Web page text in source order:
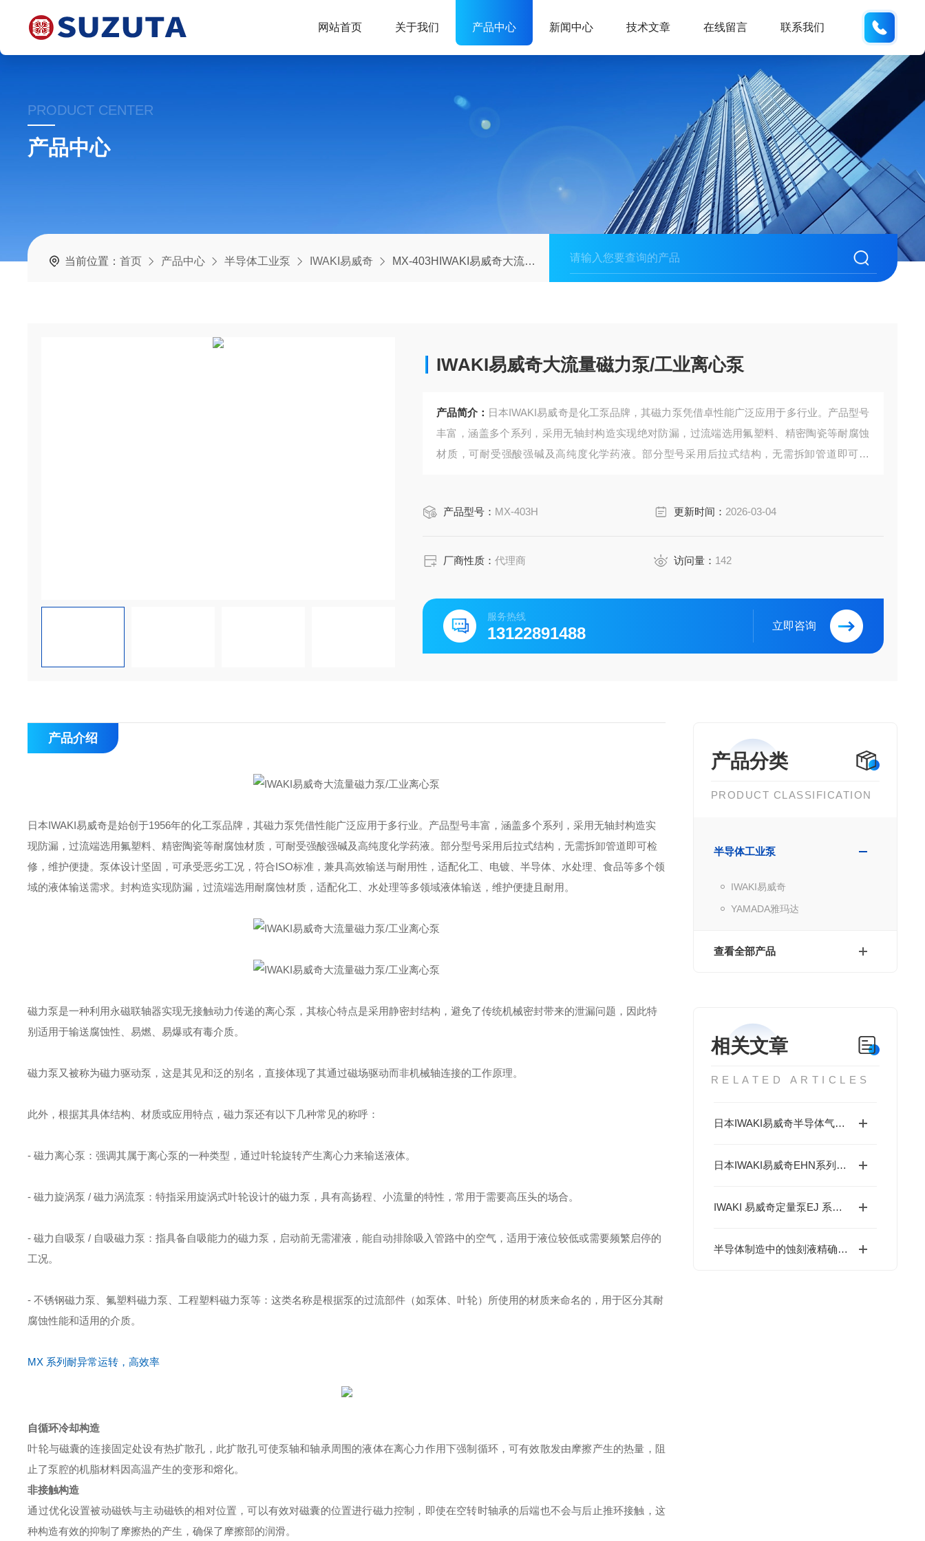
网站首页 关于我们 产品中心 新闻中心 技术文章 在线留言 联系我们
PRODUCT CENTER
产品中心
当前位置：首页 产品中心 半导体工业泵 IWAKI易威奇 MX-403HIWAKI易威奇大流量磁力泵/工业离心泵
IWAKI易威奇大流量磁力泵/工业离心泵
产品简介： 日本IWAKI易威奇是化工泵品牌，其磁力泵凭借卓性能广泛应用于多行业。产品型号
丰富，涵盖多个系列，采用无轴封构造实现绝对防漏，过流端选用氟塑料、精密陶瓷等耐腐蚀
材质，可耐受强酸强碱及高纯度化学药液。部分型号采用后拉式结构，无需拆卸管道即可检
产品型号： MX-403H 更新时间： 2026-03-04
厂商性质：代理商 访问量： 142
服务热线
13122891488 立即咨询
产品分类
PRODUCT CLASSIFICATION
半导体工业泵
IWAKI易威奇
YAMADA雅玛达
查看全部产品
相关文章
RELATED ARTICLES
日本IWAKI易威奇半导体气动泵、风囊泵适用行业以及产品介绍
日本IWAKI易威奇EHN系列泵可满足水处理领域各类化学药液的加药需求
IWAKI 易威奇定量泵EJ 系列，通用经济型，适合加药场景
半导体制造中的蚀刻液精确投加定量泵高精度计量泵
产品介绍
日本IWAKI易威奇是始创于1956年的化工泵品牌，其磁力泵凭借性能广泛应用于多行业。产品型号丰富，涵盖多个系列，采用无轴封构造实
现防漏，过流端选用氟塑料、精密陶瓷等耐腐蚀材质，可耐受强酸强碱及高纯度化学药液。部分型号采用后拉式结构，无需拆卸管道即可检
修，维护便捷。泵体设计坚固，可承受恶劣工况，符合ISO标准，兼具高效输送与耐用性，适配化工、电镀、半导体、水处理、食品等多个领
域的液体输送需求。封构造实现防漏，过流端选用耐腐蚀材质，适配化工、水处理等多领域液体输送，维护便捷且耐用。
磁力泵是一种利用永磁联轴器实现无接触动力传递的离心泵，其核心特点是采用静密封结构，避免了传统机械密封带来的泄漏问题，因此特
别适用于输送腐蚀性、易燃、易爆或有毒介质。
磁力泵又被称为磁力驱动泵，这是其见和泛的别名，直接体现了其通过磁场驱动而非机械轴连接的工作原理。
此外，根据其具体结构、材质或应用特点，磁力泵还有以下几种常见的称呼：
- 磁力离心泵：强调其属于离心泵的一种类型，通过叶轮旋转产生离心力来输送液体。
- 磁力旋涡泵 / 磁力涡流泵：特指采用旋涡式叶轮设计的磁力泵，具有高扬程、小流量的特性，常用于需要高压头的场合。
- 磁力自吸泵 / 自吸磁力泵：指具备自吸能力的磁力泵，启动前无需灌液，能自动排除吸入管路中的空气，适用于液位较低或需要频繁启停的
工况。
- 不锈钢磁力泵、氟塑料磁力泵、工程塑料磁力泵等：这类名称是根据泵的过流部件（如泵体、叶轮）所使用的材质来命名的，用于区分其耐
腐蚀性能和适用的介质。
MX 系列耐异常运转，高效率
自循环冷却构造
叶轮与磁囊的连接固定处设有热扩散孔，此扩散孔可使泵轴和轴承周围的液体在离心力作用下强制循环，可有效散发由摩擦产生的热量，阻
止了泵腔的机脂材料因高温产生的变形和熔化。
非接触构造
通过优化设置被动磁铁与主动磁铁的相对位置，可以有效对磁囊的位置进行磁力控制，即使在空转时轴承的后端也不会与后止推环接触，这
种构造有效的抑制了摩擦热的产生，确保了摩擦部的润滑。